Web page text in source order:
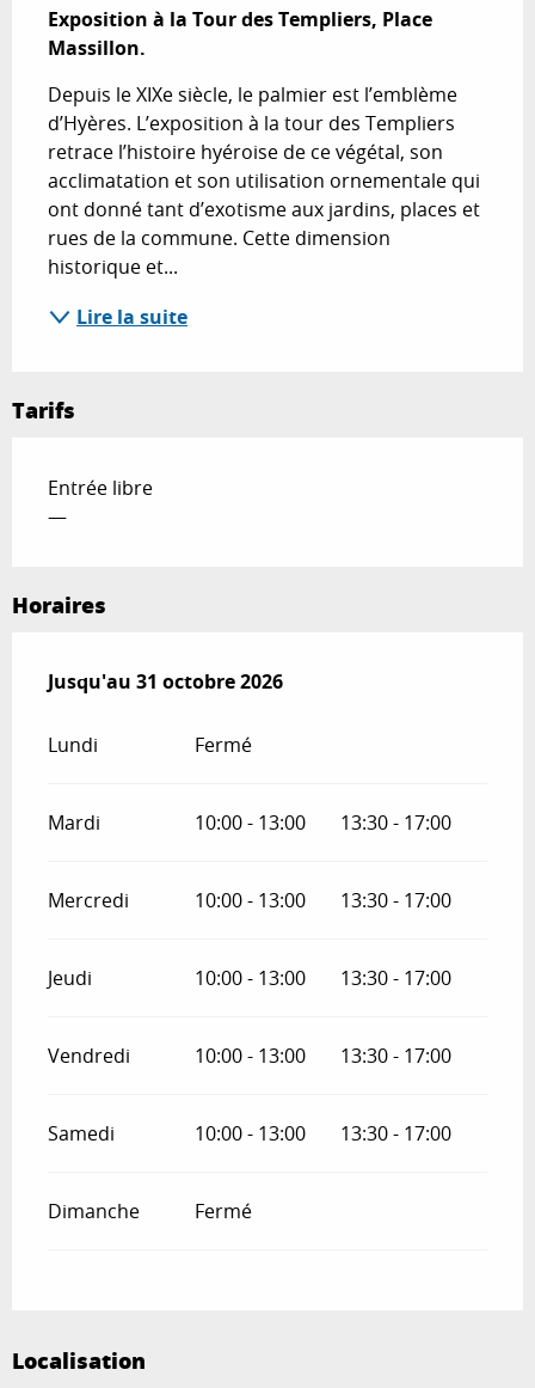
Exposition à la Tour des Templiers, Place
Massillon.
Depuis le XIXe siècle, le palmier est l’emblème
d’Hyères. L’exposition à la tour des Templiers
retrace l’histoire hyéroise de ce végétal, son
acclimatation et son utilisation ornementale qui
ont donné tant d’exotisme aux jardins, places et
rues de la commune. Cette dimension
historique et...
Lire la suite
Tarifs
Entrée libre
—
Horaires
Du4 juillet 2026au31 octobre 2026
Jusqu'au 31 octobre 2026
Lundi Fermé
Mardi 10:00 - 13:00 13:30 - 17:00
Mercredi 10:00 - 13:00 13:30 - 17:00
Jeudi 10:00 - 13:00 13:30 - 17:00
Vendredi 10:00 - 13:00 13:30 - 17:00
Samedi 10:00 - 13:00 13:30 - 17:00
Dimanche Fermé
Localisation